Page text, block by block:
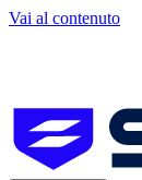
Vai al contenuto